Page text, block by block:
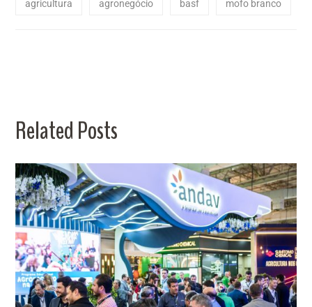
agricultura agronegócio basf mofo branco
Related Posts